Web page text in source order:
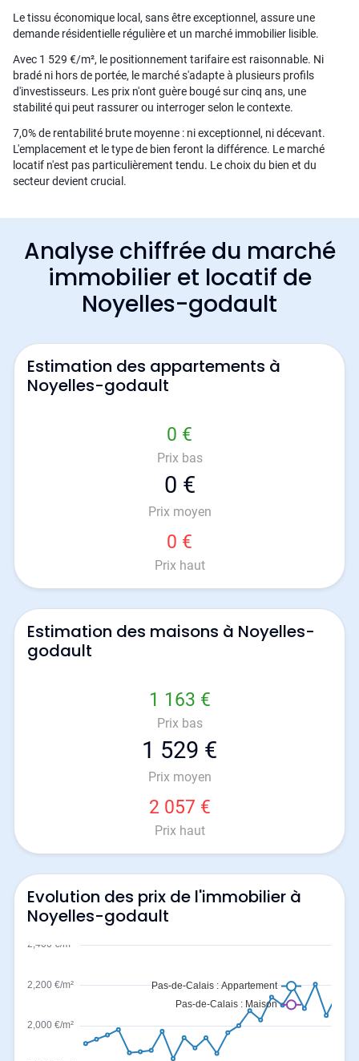
Le tissu économique local, sans être exceptionnel, assure une
demande résidentielle régulière et un marché immobilier lisible.
Avec 1 529 €/m², le positionnement tarifaire est raisonnable. Ni
bradé ni hors de portée, le marché s'adapte à plusieurs profils
d'investisseurs. Les prix n'ont guère bougé sur cinq ans, une
stabilité qui peut rassurer ou interroger selon le contexte.
7,0% de rentabilité brute moyenne : ni exceptionnel, ni décevant.
L'emplacement et le type de bien feront la différence. Le marché
locatif n'est pas particulièrement tendu. Le choix du bien et du
secteur devient crucial.
Analyse chiffrée du marché
immobilier et locatif de
Noyelles-godault
Estimation des appartements à
Noyelles-godault
0 €
Prix bas
0 €
Prix moyen
0 €
Prix haut
Estimation des maisons à Noyelles-
godault
1 163 €
Prix bas
1 529 €
Prix moyen
2 057 €
Prix haut
Evolution des prix de l'immobilier à
Noyelles-godault